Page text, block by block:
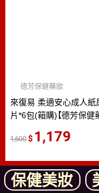
來復易 柔適安心成人紙
片*6包(箱購)【德芳保健
德芳保健藥妝
1,600 1,179
保健美妝